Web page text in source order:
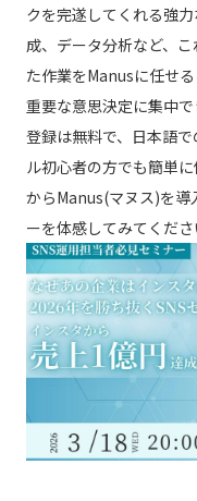
クを完遂してくれる強
成、データ分析など、
た作業をManusに任せ
重要な意思決定に集中で
登録は無料で、日本語
ル初心者の方でも簡単
からManus(マヌス)を導
ーを体感してみてくださ